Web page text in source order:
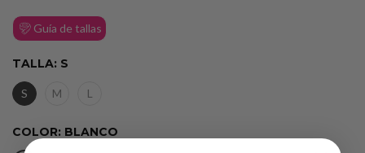
Guía de tallas
TALLA: S
S M L
COLOR: BLANCO